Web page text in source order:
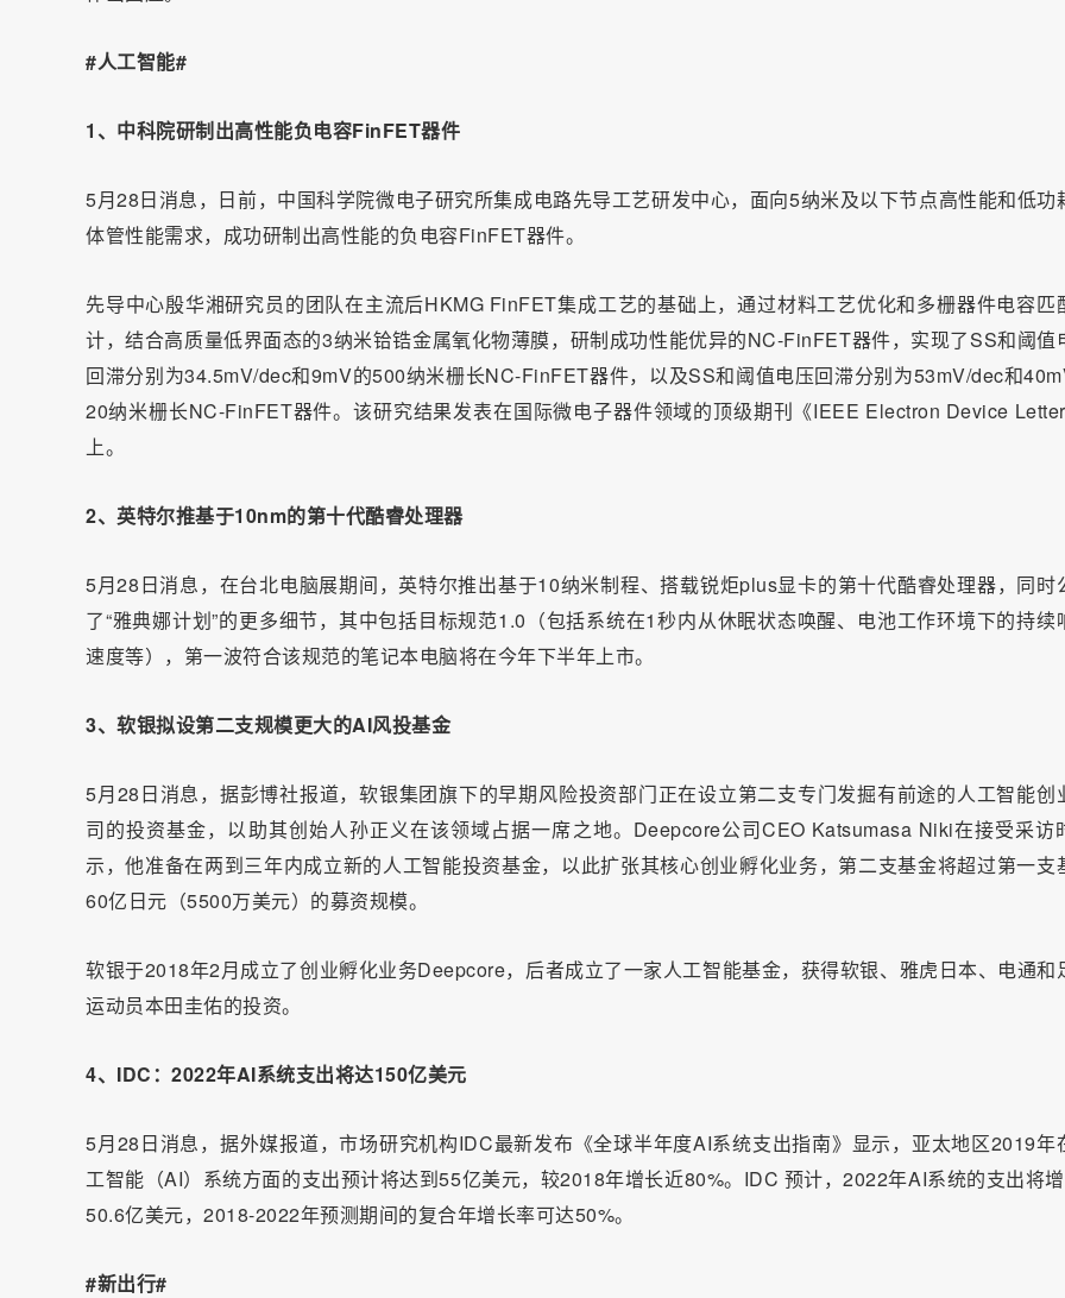
#人工智能#
1、中科院研制出高性能负电容FinFET器件
5月28日消息，日前，中国科学院微电子研究所集成电路先导工艺研发中心，面向5纳米及以下节点高性能和低功
体管性能需求，成功研制出高性能的负电容FinFET器件。
先导中心殷华湘研究员的团队在主流后HKMG FinFET集成工艺的基础上，通过材料工艺优化和多栅器件电容匹
计，结合高质量低界面态的3纳米铪锆金属氧化物薄膜，研制成功性能优异的NC-FinFET器件，实现了SS和阈值
回滞分别为34.5mV/dec和9mV的500纳米栅长NC-FinFET器件，以及SS和阈值电压回滞分别为53mV/dec和
20纳米栅长NC-FinFET器件。该研究结果发表在国际微电子器件领域的顶级期刊《IEEE Electron Device
上。
2、英特尔推基于10nm的第十代酷睿处理器
5月28日消息，在台北电脑展期间，英特尔推出基于10纳米制程、搭载锐炬plus显卡的第十代酷睿处理器，同时
了“雅典娜计划”的更多细节，其中包括目标规范1.0（包括系统在1秒内从休眠状态唤醒、电池工作环境下的持续
速度等），第一波符合该规范的笔记本电脑将在今年下半年上市。
3、软银拟设第二支规模更大的AI风投基金
5月28日消息，据彭博社报道，软银集团旗下的早期风险投资部门正在设立第二支专门发掘有前途的人工智能创
司的投资基金，以助其创始人孙正义在该领域占据一席之地。Deepcore公司CEO Katsumasa Niki在接受采访
示，他准备在两到三年内成立新的人工智能投资基金，以此扩张其核心创业孵化业务，第二支基金将超过第一支
60亿日元（5500万美元）的募资规模。
软银于2018年2月成立了创业孵化业务Deepcore，后者成立了一家人工智能基金，获得软银、雅虎日本、电通和
运动员本田圭佑的投资。
4、IDC：2022年AI系统支出将达150亿美元
5月28日消息，据外媒报道，市场研究机构IDC最新发布《全球半年度AI系统支出指南》显示，亚太地区2019年
工智能（AI）系统方面的支出预计将达到55亿美元，较2018年增长近80%。IDC 预计，2022年AI系统的支出将
50.6亿美元，2018-2022年预测期间的复合年增长率可达50%。
#新出行#